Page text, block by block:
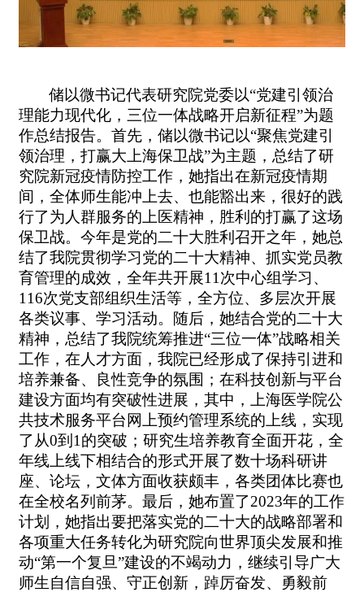
储以微书记代表研究院党委以“党建引领治
理能力现代化，三位一体战略开启新征程”为题
作总结报告。首先，储以微书记以“聚焦党建引
领治理，打赢大上海保卫战”为主题，总结了研
究院新冠疫情防控工作，她指出在新冠疫情期
间，全体师生能冲上去、也能豁出来，很好的践
行了为人群服务的上医精神，胜利的打赢了这场
保卫战。今年是党的二十大胜利召开之年，她总
结了我院贯彻学习党的二十大精神、抓实党员教
育管理的成效，全年共开展11 次中心组学习、
116次党支部组织生活等，全方位、多层次开展
各类议事、学习活动。随后，她结合党的二十大
精神，总结了我院统筹推进“三位一体”战略相关
工作，在人才方面，我院已经形成了保持引进和
培养兼备、良性竞争的氛围；在科技创新与平台
建设方面均有突破性进展，其中，上海医学院公
共技术服务平台网上预约管理系统的上线，实现
了从0到 1 的突破；研究生培养教育全面开花，全
年线上线下相结合的形式开展了数十场科研讲
座、论坛，文体方面收获颇丰，各类团体比赛也
在全校名列前茅。最后，她布置了2023年的工作
计划，她指出要把落实党的二十大的战略部署和
各项重大任务转化为研究院向世界顶尖发展和推
动“第一个复旦”建设的不竭动力，继续引导广大
师生自信自强、守正创新，踔厉奋发、勇毅前